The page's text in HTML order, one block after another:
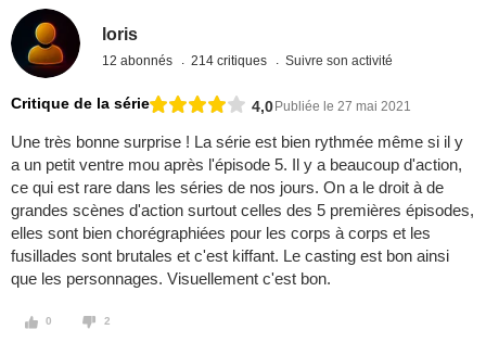
loris
12 abonnés 214 critiques Suivre son activité
Critique de la série 4,0Publiée le 27 mai 2021
Une très bonne surprise ! La série est bien rythmée même si il y
a un petit ventre mou après l'épisode 5. Il y a beaucoup d'action,
ce qui est rare dans les séries de nos jours. On a le droit à de
grandes scènes d'action surtout celles des 5 premières épisodes,
elles sont bien chorégraphiées pour les corps à corps et les
fusillades sont brutales et c'est kiffant. Le casting est bon ainsi
que les personnages. Visuellement c'est bon.
0 2